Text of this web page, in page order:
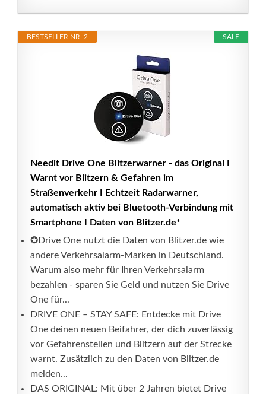
SALE
BESTSELLER NR. 2
Needit Drive One Blitzerwarner - das Original I
Warnt vor Blitzern & Gefahren im
Straßenverkehr I Echtzeit Radarwarner,
automatisch aktiv bei Bluetooth-Verbindung mit
Smartphone I Daten von Blitzer.de*
✪Drive One nutzt die Daten von Blitzer.de wie
andere Verkehrsalarm-Marken in Deutschland.
Warum also mehr für Ihren Verkehrsalarm
bezahlen - sparen Sie Geld und nutzen Sie Drive
One für...
DRIVE ONE – STAY SAFE: Entdecke mit Drive
One deinen neuen Beifahrer, der dich zuverlässig
vor Gefahrenstellen und Blitzern auf der Strecke
warnt. Zusätzlich zu den Daten von Blitzer.de
melden...
DAS ORIGINAL: Mit über 2 Jahren bietet Drive